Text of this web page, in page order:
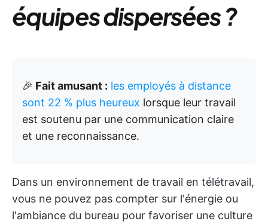
équipes dispersées ?
🎉 Fait amusant : les employés à distance
sont 22 % plus heureux lorsque leur travail
est soutenu par une communication claire
et une reconnaissance.
Dans un environnement de travail en télétravail,
vous ne pouvez pas compter sur l'énergie ou
l'ambiance du bureau pour favoriser une culture